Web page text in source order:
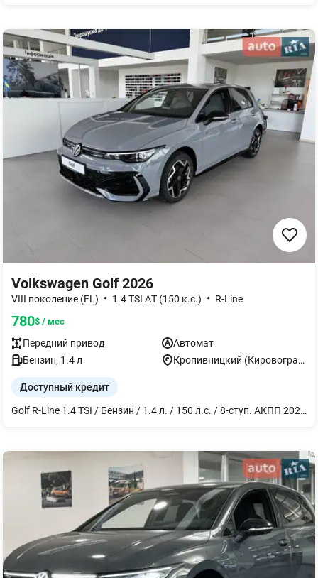
Volkswagen Golf 2026
VIII поколение (FL) • 1.4 TSI AТ (150 к.с.) • R-Line
780$ / мес
Передний привод
Автомат
Бензин, 1.4л Кропивницкий (Кировоград)
Доступный кредит
Golf R-Line 1.4 TSI / Бензин / 1.4 л. / 150 л.с. / 8-ступ. АКПП 2026 год. В наличии!. Звоните ! В цвете — серый лак Mondstein Grey Дополнительные опции: - Аудиосистема "Harman Kardon" 8+1 динамик, 12-канальный усилитель, сабвуфер, общая мощность 480 Вт - Пакет экстерьера "Black Style" в сочетании со светодиодными матричными фарами IQ.Light. Элементы экстерьера и внешние зеркала в черном цвете. Светодиодные матричные фары IQ.Light ближнего и дальнего света с LED дневным светом, - Кожаный салон Vienna: обивка сидений кожей, передние сиденья с активной климатизацией и поясничной поддержкой, сиденье водителя с электрорегулировкой и памятью